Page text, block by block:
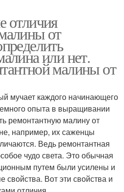
отличия
от
или нет.
малины от
мучает каждого начинающего
опыта в выращивании
ремонтантную малину от
например, их саженцы
Ведь ремонтантная
чудо света. Это обычная
путем были усилены и
Вот эти свойства и